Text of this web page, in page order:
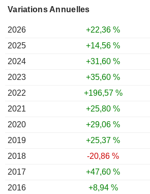
Variations Annuelles
2026
+22,36 %
2025
+14,56 %
2024
+31,60 %
2023
+35,60 %
2022
+196,57 %
2021
+25,80 %
2020
+29,06 %
2019
+25,37 %
2018
-20,86 %
2017
+47,60 %
2016
+8,94 %